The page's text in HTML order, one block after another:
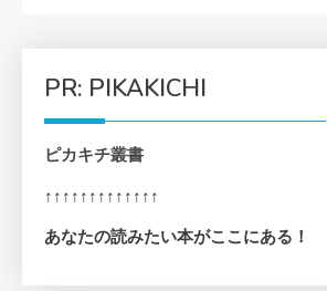
PR: PIKAKICHI
ピカキチ叢書
↑↑↑↑↑↑↑↑↑↑↑↑↑
あなたの読みたい本がここにある！